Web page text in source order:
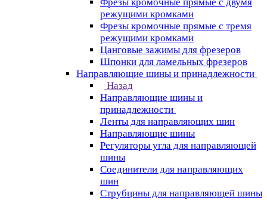
режущими кромками
Фрезы кромочные прямые с тремя
режущими кромками
Цанговые зажимы для фрезеров
Шпонки для ламельных фрезеров
Направляющие шины и принадлежности
Назад
Направляющие шины и
принадлежности
Ленты для направляющих шин
Направляющие шины
Регуляторы угла для направляющей
шины
Соединители для направляющих
шин
Струбцины для направляющей шины